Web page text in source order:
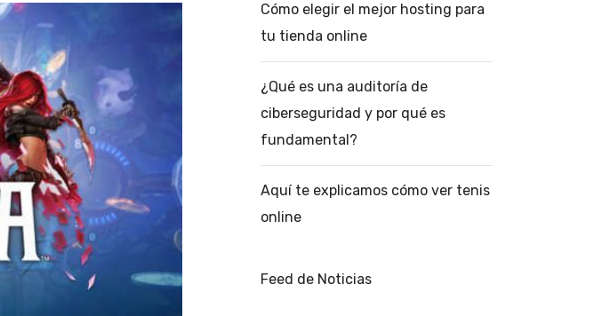
Cómo elegir el mejor hosting para
tu tienda online
¿Qué es una auditoría de
ciberseguridad y por qué es
fundamental?
Aquí te explicamos cómo ver tenis
online
Feed de Noticias